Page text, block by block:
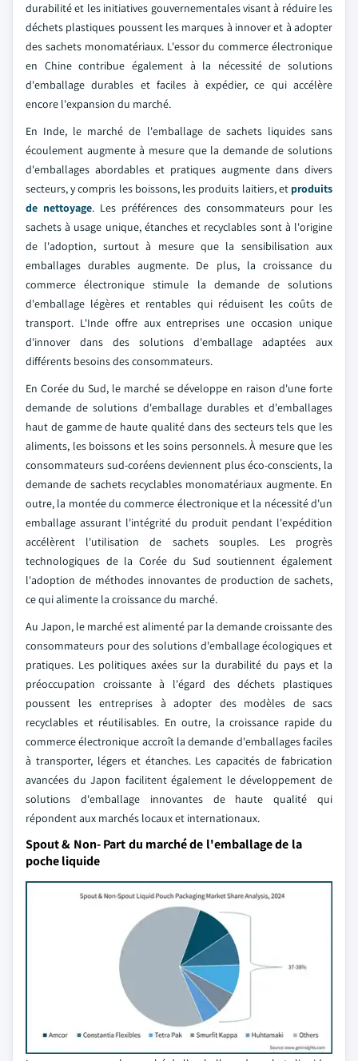
durabilité et les initiatives gouvernementales visant à réduire les
déchets plastiques poussent les marques à innover et à adopter
des sachets monomatériaux. L'essor du commerce électronique
en Chine contribue également à la nécessité de solutions
d'emballage durables et faciles à expédier, ce qui accélère
encore l'expansion du marché.
En Inde, le marché de l'emballage de sachets liquides sans
écoulement augmente à mesure que la demande de solutions
d'emballages abordables et pratiques augmente dans divers
secteurs, y compris les boissons, les produits laitiers, et produits
de nettoyage. Les préférences des consommateurs pour les
sachets à usage unique, étanches et recyclables sont à l'origine
de l'adoption, surtout à mesure que la sensibilisation aux
emballages durables augmente. De plus, la croissance du
commerce électronique stimule la demande de solutions
d'emballage légères et rentables qui réduisent les coûts de
transport. L'Inde offre aux entreprises une occasion unique
d'innover dans des solutions d'emballage adaptées aux
différents besoins des consommateurs.
En Corée du Sud, le marché se développe en raison d'une forte
demande de solutions d'emballage durables et d'emballages
haut de gamme de haute qualité dans des secteurs tels que les
aliments, les boissons et les soins personnels. À mesure que les
consommateurs sud-coréens deviennent plus éco-conscients, la
demande de sachets recyclables monomatériaux augmente. En
outre, la montée du commerce électronique et la nécessité d'un
emballage assurant l'intégrité du produit pendant l'expédition
accélèrent l'utilisation de sachets souples. Les progrès
technologiques de la Corée du Sud soutiennent également
l'adoption de méthodes innovantes de production de sachets,
ce qui alimente la croissance du marché.
Au Japon, le marché est alimenté par la demande croissante des
consommateurs pour des solutions d'emballage écologiques et
pratiques. Les politiques axées sur la durabilité du pays et la
préoccupation croissante à l'égard des déchets plastiques
poussent les entreprises à adopter des modèles de sacs
recyclables et réutilisables. En outre, la croissance rapide du
commerce électronique accroît la demande d'emballages faciles
à transporter, légers et étanches. Les capacités de fabrication
avancées du Japon facilitent également le développement de
solutions d'emballage innovantes de haute qualité qui
répondent aux marchés locaux et internationaux.
Spout & Non- Part du marché de l'emballage de la
poche liquide